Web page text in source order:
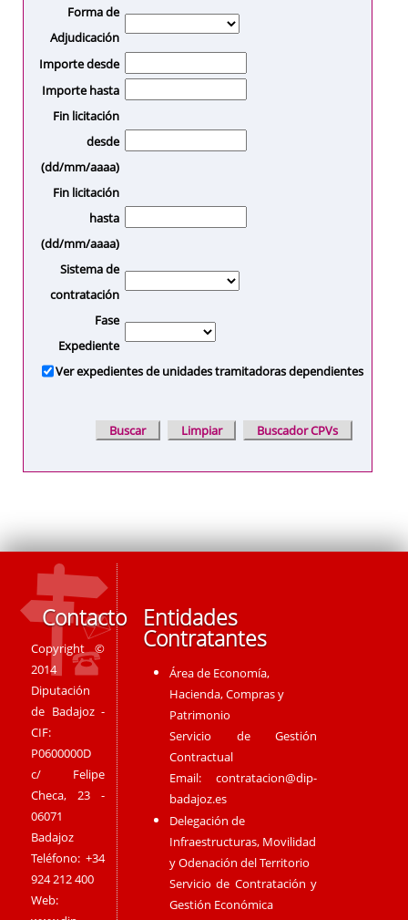
Forma de
Adjudicación
Importe desde
Importe hasta
Fin licitación
desde
(dd/mm/aaaa)
Fin licitación
hasta
(dd/mm/aaaa)
Sistema de
contratación
Fase
Expediente
Ver expedientes de unidades tramitadoras dependientes
Contacto
Copyright ©
2014
Diputación
de Badajoz -
CIF:
P0600000D
c/ Felipe
Checa, 23 -
06071
Badajoz
Teléfono: +34
924 212 400
Web:
Entidades
Contratantes
Área de Economía,
Hacienda, Compras y
Patrimonio
Servicio de Gestión
Contractual
Email:contratacion@dip-
badajoz.es
Delegación de
Infraestructuras, Movilidad
y Odenación del Territorio
Servicio de Contratación y
Gestión Económica